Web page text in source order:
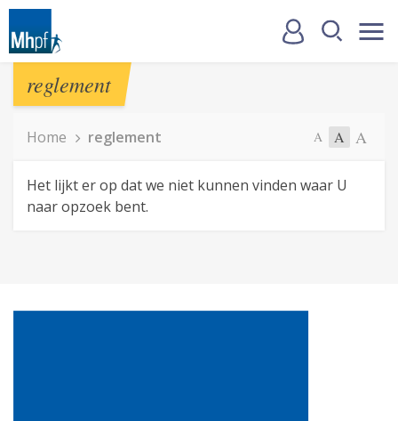
reglement
Home reglement A A A
Het lijkt er op dat we niet kunnen vinden waar U
naar opzoek bent.